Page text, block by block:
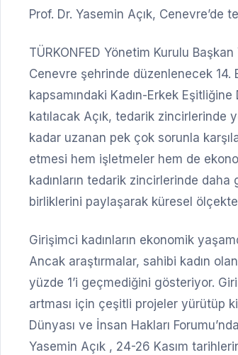
Prof. Dr. Yasemin Açık,
TÜRKONFED Yönetim Kurulu
Cenevre şehrinde düzenlenecek 14.
kapsamındaki Kadın-Erkek
katılacak Açık, tedarik zincirlerinde
kadar uzanan pek çok sorunla
etmesi hem işletmeler hem de
kadınların tedarik zincirlerinde
birliklerini paylaşarak küresel
Girişimci kadınların ekonomik
Ancak araştırmalar, sahibi kadın
yüzde 1’i geçmediğini gösteriyor.
artması için çeşitli projeler yürütüp
Dünyası ve İnsan Hakları
Yasemin Açık , 24-26 Kasım